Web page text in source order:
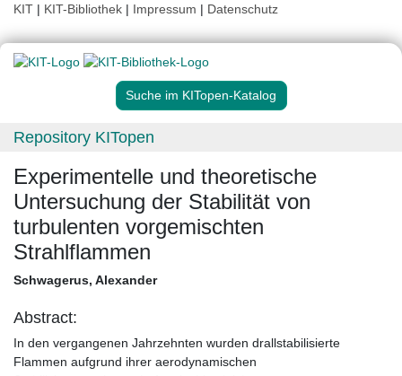
KIT | KIT-Bibliothek | Impressum | Datenschutz
Suche im KITopen-Katalog
Repository KITopen
Experimentelle und theoretische
Untersuchung der Stabilität von
turbulenten vorgemischten
Strahlflammen
Schwagerus, Alexander
Abstract:
In den vergangenen Jahrzehnten wurden drallstabilisierte
Flammen aufgrund ihrer aerodynamischen